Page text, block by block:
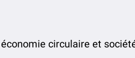
économie circulaire et